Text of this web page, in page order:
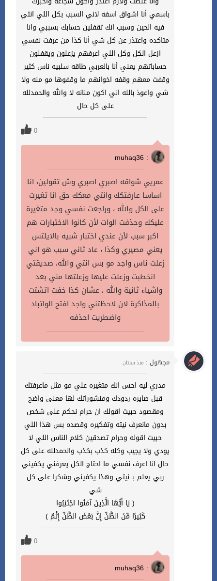
باسمي أنا اشواق اسفه لاني السبب بكل اللي انتي
فيه الحين وسبب انك تقفلين حسابك بسببي وانا
متاكده واعتذر عن كل شي أنا كذا من عرفت نفسي
ازعل الكل وكل اللي اعرفهم يزعلون ويقفلون
حساباتهم يعني أنا بالعربي طاقه سلبيه ناس كثير
وقفت معهم وقفه اخوانهم ما وقفوها مو منه ولا
شي واعوذ بالله اني اكون منانه لا والله والحمدلله
على كل حال
0
muhaq36 :
عمريي شواقه اصبري اصبري وش تقولين، انا
اساسا عارفتكك وانتي معكك حق انا تغيرت
على الكل والله ، وراجعت نفسي وجد متغيرة
عليكك وحذفت الوات لأن كانوا الاختبارات هم
اكبر سبب لأن عندي اختبار شبيه بالايلتس
يعني مصيري وكذا ، عاد ثاني سبب هو اني
زعلت ناس واجد مو بس انتي والله، صديقتي
انخطبت وزعلت عليها وزعلتها مني بعد
واشياء ثانية والله ، عشان كذا خفت اتشتت
بالمذاكرة لان لاحظتني واجد افتح الواتباد
واضطريت احذفه
مجهول : منذ سنتان
مدري ليه احس انك متغيره علي مو مثل ماعرفتك
قبل صايره ردودك ومنشوراتك لها معنى واضح
ومقصود حبيت اقولك ان حرام نحكم على شخص
بدون مانعرف نيته وتفكيره وقصده بس هذا اللي
حبيت اقوله وحرام تصدقين كلام الناس اللي لا
يودي ولا يجيب وكله كذب بكذب والحمدلله على كل
حال انا اعرف نفسي ما احتاج الكل يعرفني يكفيني
ربي يعلم بـ نيتي وهذا يكفيني وشكرا على كل
شي
( يَا أَيُّهَا الَّذِينَ آمَنُوا اجْتَنِبُوا
كَثِيرًا مِّنَ الظَّنِّ إِنَّ بَعْضَ الظَّنِّ إِثْمٌ )
0
muhaq36 :